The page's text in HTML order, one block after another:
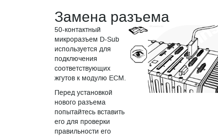
Замена разъема
50-контактный
микроразъем D-Sub
используется для
подключения
соответствующих
жгутов к модулю ECM.
Перед установкой
нового разъема
попытайтесь вставить
его для проверки
правильности его